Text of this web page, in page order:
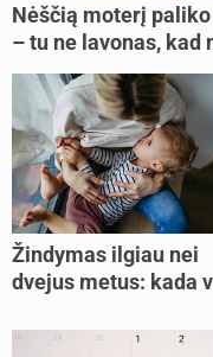
Nėščią moterį
– tu ne lavonas, kad
Žindymas ilgiau nei
dvejus metus: kada
nujunkyti?